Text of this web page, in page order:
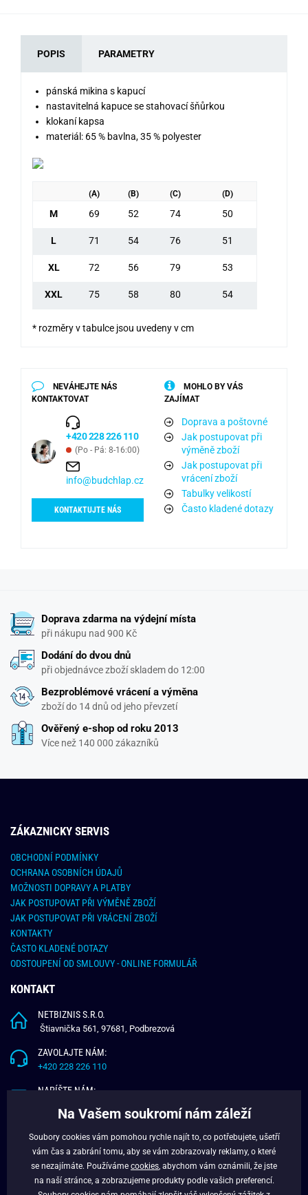
POPIS PARAMETRY
pánská mikina s kapucí
nastavitelná kapuce se stahovací šňůrkou
klokaní kapsa
materiál: 65 % bavlna, 35 % polyester
(A) (B) (C) (D)
M 69 52 74 50
L 71 54 76 51
XL 72 56 79 53
XXL 75 58 80 54
* rozměry v tabulce jsou uvedeny v cm
NEVÁHEJTE NÁS
KONTAKTOVAT
+420 228 226 110
(Po - Pá: 8-16:00)
info@budchlap.cz
KONTAKTUJTE NÁS
MOHLO BY VÁS
ZAJÍMAT
Doprava a poštovné
Jak postupovat při
výměně zboží
Jak postupovat při
vrácení zboží
Tabulky velikostí
Často kladené dotazy
Doprava zdarma na výdejní místa
při nákupu nad 900 Kč
Dodání do dvou dnů
při objednávce zboží skladem do 12:00
Bezproblémové vrácení a výměna
zboží do 14 dnů od jeho převzetí
Ověřený e-shop od roku 2013
Více než 140 000 zákazníků
ZÁKAZNICKY SERVIS
OBCHODNÍ PODMÍNKY
OCHRANA OSOBNÍCH ÚDAJŮ
MOŽNOSTI DOPRAVY A PLATBY
JAK POSTUPOVAT PŘI VÝMĚNĚ ZBOŽÍ
JAK POSTUPOVAT PŘI VRÁCENÍ ZBOŽÍ
KONTAKTY
ČASTO KLADENÉ DOTAZY
ODSTOUPENÍ OD SMLOUVY - ONLINE FORMULÁŘ
KONTAKT
NETBIZNIS S.R.O.
Štiavnička 561, 97681, Podbrezová
ZAVOLAJTE NÁM:
+420 228 226 110
NAPÍŠTE NÁM:
O NÁS
VĚRNOSTNÍ PROGRAM
Na Vašem soukromí nám záleží
Soubory cookies vám pomohou rychle najít to, co potřebujete, ušetří
vám čas a zabrání tomu, aby se vám zobrazovaly reklamy, o které
se nezajímáte. Používáme cookies , abychom vám oznámili, že jste
na naší stránce, a zobrazujeme produkty podle vašich preferencí.